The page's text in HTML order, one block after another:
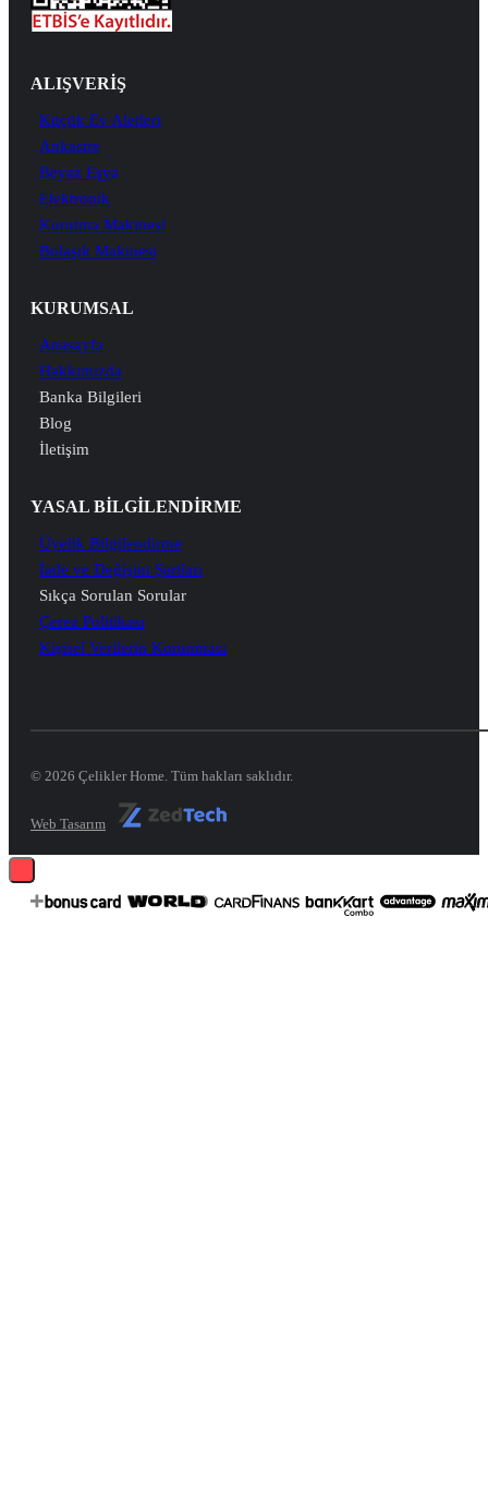
ALIŞVERİŞ
Küçük Ev Aletleri
Ankastre
Beyaz Eşya
Elektronik
Kurutma Makinesi
Bulaşık Makinesi
KURUMSAL
Anasayfa
Hakkımızda
Banka Bilgileri
Blog
İletişim
YASAL BİLGİLENDİRME
Üyelik Bilgilendirme
İade ve Değişim Şartları
Sıkça Sorulan Sorular
Çerez Politikası
Kişisel Verilerin Korunması
© 2026 Çelikler Home. Tüm hakları saklıdır.
Web Tasarım